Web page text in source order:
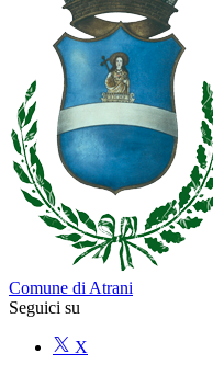
Comune di Atrani
Seguici su
X